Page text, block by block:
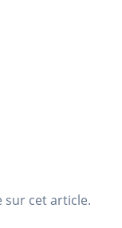
sur cet article.